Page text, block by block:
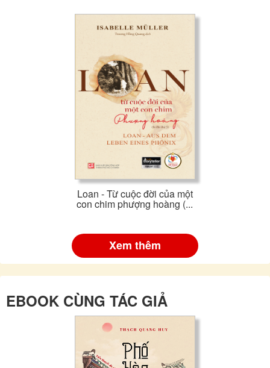
Loan - Từ cuộc đời của một
con chim phượng hoàng (...
Xem thêm
EBOOK CÙNG TÁC GIẢ